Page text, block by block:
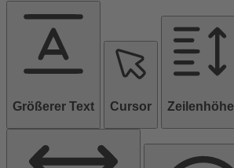
Größerer Text Cursor Zeilenhöhe